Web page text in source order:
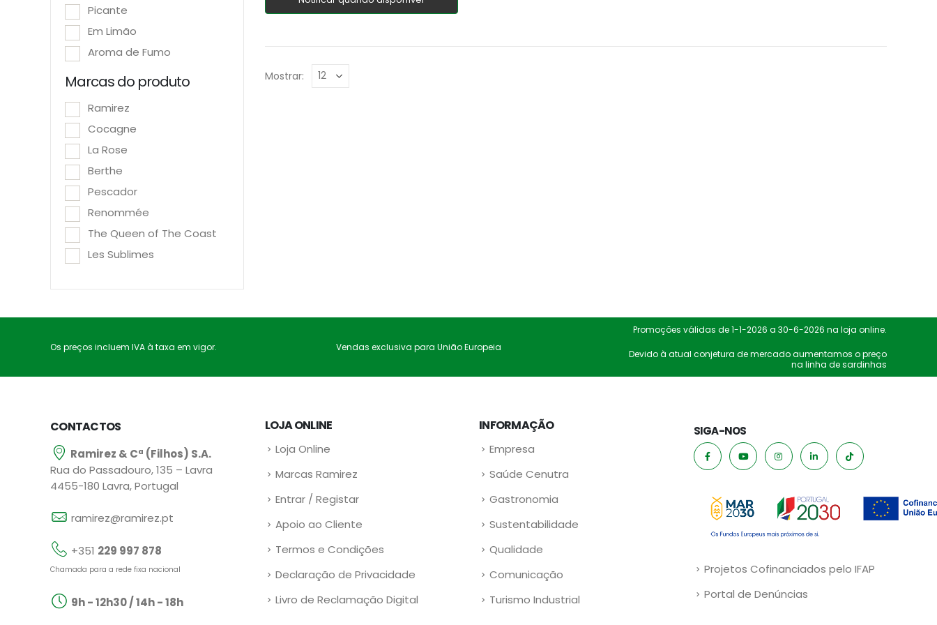
Mostrar:
Picante
Em Limão
Aroma de Fumo
Marcas do produto
Ramirez
Cocagne
La Rose
Berthe
Pescador
Renommée
The Queen of The Coast
Les Sublimes
Os preços incluem IVA à taxa em vigor. Vendas exclusiva para União Europeia
Promoções válidas de 1-1-2026 a 30-6-2026 na loja online.
Devido à atual conjetura de mercado aumentamos o preço
na linha de sardinhas
CONTACTOS
Ramirez & Cª (Filhos) S.A.
Rua do Passadouro, 135 – Lavra
4455-180 Lavra, Portugal
ramirez@ramirez.pt
+351 229 997 878
Chamada para a rede fixa nacional
9h - 12h30 / 14h - 18h
LOJA ONLINE
Loja Online
Marcas Ramirez
Entrar / Registar
Apoio ao Cliente
Termos e Condições
Declaração de Privacidade
Livro de Reclamação Digital
INFORMAÇÃO
Empresa
Saúde Cenutra
Gastronomia
Sustentabilidade
Qualidade
Comunicação
Turismo Industrial
SIGA-NOS
Projetos Cofinanciados pelo IFAP
Portal de Denúncias